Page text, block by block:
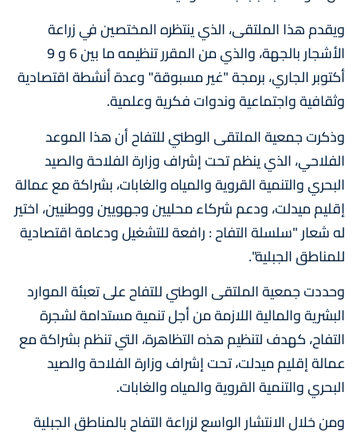
ويقدم هذا الملتقى، الذي ينتظره المختصين في زراعة
الأشجار بالجهة، والذي من المقرر تنظيمه ما بين 6 و 9
أكتوبر الجاري، برمجة "غير مسبوقة" وعدة أنشطة اقتصادية
وثقافية واجتماعية وندوات فكرية وعلمية.
وذكرت جمعية الملتقى الوطني للتفاح أن هذا الموعد
الفلاحي، الذي ينظم تحت إشراف وزارة الفلاحة والصيد
البحري والتنمية القروية والمياه والغابات، بشراكة مع عمالة
إقليم ميدلت، ودعم شركاء محليين وجهويين ووطنيين، اختير
له شعار "سلسلة التفاح : رافعة للتشغيل ودعامة اقتصادية
للمناطق الجبلية".
وحددت جمعية الملتقى الوطني للتفاح على تعبئة الموارد
البشرية والمالية اللازمة من أجل تنمية مستدامة لشجرة
التفاح، كهدف لتنظيم هذه التظاهرة، التي تنظم بشراكة مع
عمالة إقليم ميدلت، تحت إشراف وزارة الفلاحة والصيد
البحري والتنمية القروية والمياه والغابات.
ومن خلال الانتشار الواسع لزراعة التفاح بالمناطق الجبلية